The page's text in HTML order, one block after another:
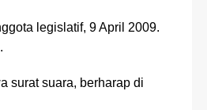
legislatif, 9 April 2009.
surat suara, berharap di